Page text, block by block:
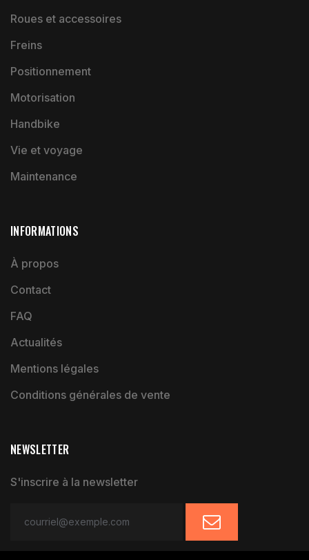
Roues et accessoires
Freins
Positionnement
Motorisation
Handbike
Vie et voyage
Maintenance
INFORMATIONS
À propos
Contact
FAQ
Actualités
Mentions légales
Conditions générales de vente
NEWSLETTER
S'inscrire à la newsletter